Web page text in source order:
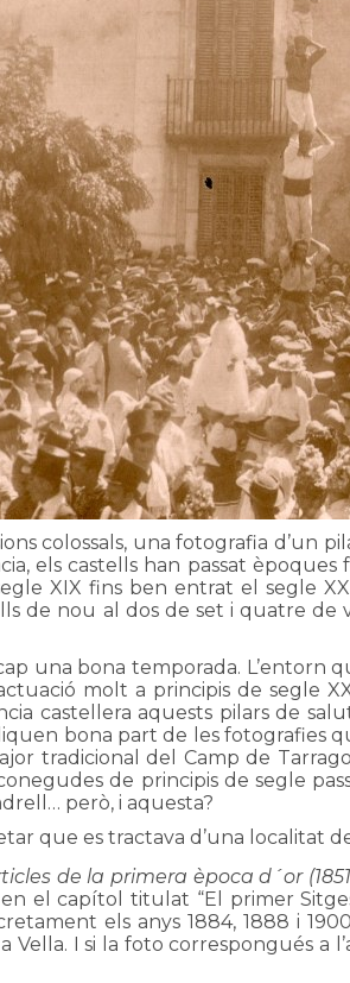
colossals, una fotografia d’un
els castells han passat èpoques
XIX fins ben entrat el segle
de nou al dos de set i quatre
una bona temporada. L’entorn
molt a principis de segle
castellera aquests pilars de
bona part de les fotografies
tradicional del Camp de
de principis de segle
però, i aquesta?
que es tractava d’una localitat
de la primera època d´or
el capítol titulat “El primer
els anys 1884, 1888 i
I si la foto correspongués a